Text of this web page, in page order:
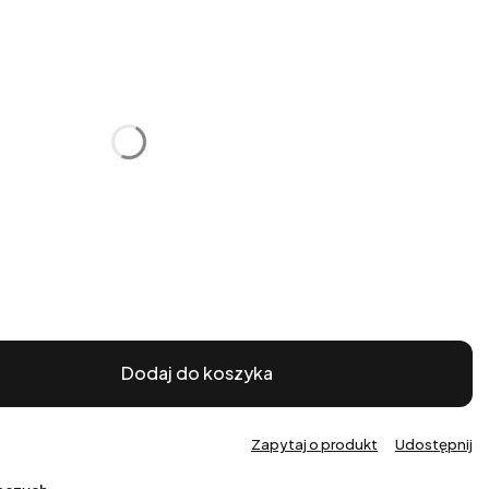
Dodaj do koszyka
Zapytaj o produkt Udostępnij